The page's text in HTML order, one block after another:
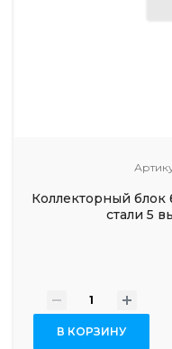
Коллекторный
стали 5
- +
В КОРЗИНУ